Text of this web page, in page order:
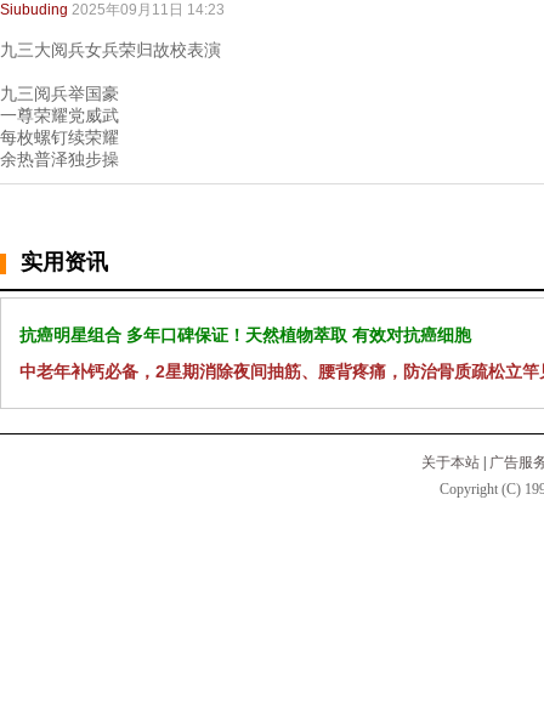
Siubuding 2025年09月11日 14:23
九三大阅兵女兵荣归故校表演
九三阅兵举国豪
一尊荣耀党威武
每枚螺钉续荣耀
余热普泽独步操
实用资讯
抗癌明星组合 多年口碑保证！天然植物萃取 有效对抗癌细胞
中老年补钙必备，2星期消除夜间抽筋、腰背疼痛，防治骨质疏松立竿
关于本站
广告服
Copyright (C)